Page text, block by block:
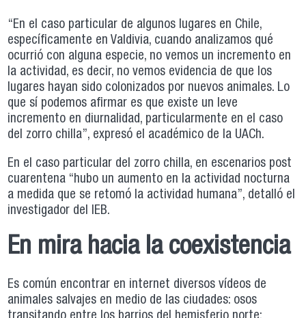
“En el caso particular de algunos lugares en Chile,
específicamente en Valdivia, cuando analizamos qué
ocurrió con alguna especie, no vemos un incremento en
la actividad, es decir, no vemos evidencia de que los
lugares hayan sido colonizados por nuevos animales. Lo
que sí podemos afirmar es que existe un leve
incremento en diurnalidad, particularmente en el caso
del zorro chilla”, expresó el académico de la UACh.
En el caso particular del zorro chilla, en escenarios post
cuarentena “hubo un aumento en la actividad nocturna
a medida que se retomó la actividad humana”, detalló el
investigador del IEB.
En mira hacia la coexistencia
Es común encontrar en internet diversos vídeos de
animales salvajes en medio de las ciudades: osos